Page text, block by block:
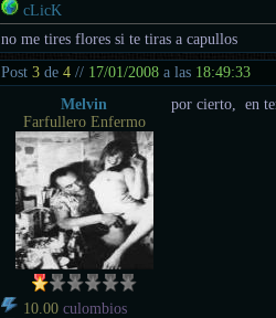
cLicK
no me tires flores si te tiras a capullos
Post3 de4 // 17/01/2008 a las 18:49:33
Melvin
Farfullero Enfermo
10.00 culombios
por cierto, en